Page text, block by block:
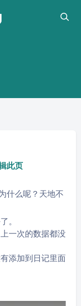
此页
什么呢？天地不
。
一次的数据都没
添加到日记里面